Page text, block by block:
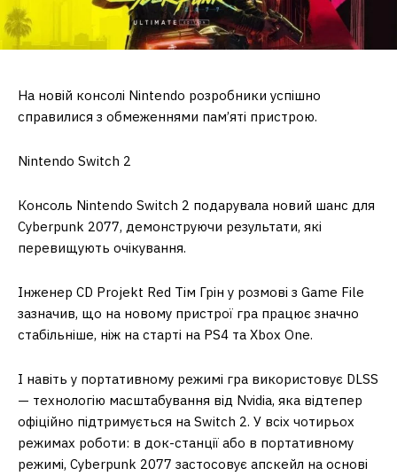
На новій консолі Nintendo розробники успішно
справилися з обмеженнями пам’яті пристрою.
Nintendo Switch 2
Консоль Nintendo Switch 2 подарувала новий шанс для
Cyberpunk 2077, демонструючи результати, які
перевищують очікування.
Інженер CD Projekt Red Тім Грін у розмові з Game File
зазначив, що на новому пристрої гра працює значно
стабільніше, ніж на старті на PS4 та Xbox One.
І навіть у портативному режимі гра використовує DLSS
— технологію масштабування від Nvidia, яка відтепер
офіційно підтримується на Switch 2. У всіх чотирьох
режимах роботи: в док-станції або в портативному
режимі, Cyberpunk 2077 застосовує апскейл на основі